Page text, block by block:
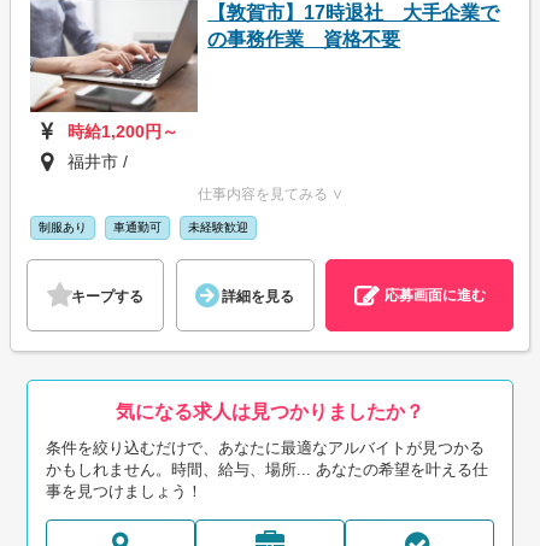
【敦賀市】17時退社 大手企業で
の事務作業 資格不要
時給1,200円～
福井市 /
仕事内容を見てみる ∨
制服あり 車通勤可 未経験歓迎
キープする 詳細を見る 応募画面に進む
気になる求人は見つかりましたか？
条件を絞り込むだけで、あなたに最適なアルバイトが見つかる
かもしれません。時間、給与、場所... あなたの希望を叶える仕
事を見つけましょう！